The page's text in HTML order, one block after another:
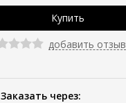
добавить отзыв
Заказать через: